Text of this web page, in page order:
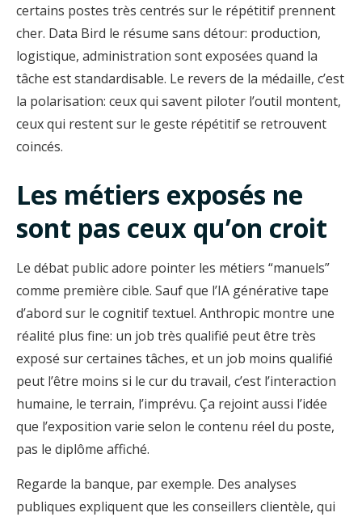
certains postes très centrés sur le répétitif prennent
cher. Data Bird le résume sans détour: production,
logistique, administration sont exposées quand la
tâche est standardisable. Le revers de la médaille, c’est
la polarisation: ceux qui savent piloter l’outil montent,
ceux qui restent sur le geste répétitif se retrouvent
coincés.
Les métiers exposés ne
sont pas ceux qu’on croit
Le débat public adore pointer les métiers “manuels”
comme première cible. Sauf que l’IA générative tape
d’abord sur le cognitif textuel. Anthropic montre une
réalité plus fine: un job très qualifié peut être très
exposé sur certaines tâches, et un job moins qualifié
peut l’être moins si le cur du travail, c’est l’interaction
humaine, le terrain, l’imprévu. Ça rejoint aussi l’idée
que l’exposition varie selon le contenu réel du poste,
pas le diplôme affiché.
Regarde la banque, par exemple. Des analyses
publiques expliquent que les conseillers clientèle, qui